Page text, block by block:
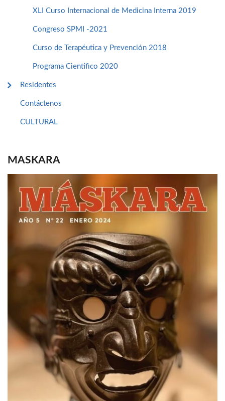
XLI Curso Internacional de Medicina Interna 2019
Congreso SPMI -2021
Curso de Terapéutica y Prevención 2018
Programa Cientifico 2020
Residentes
Contáctenos
CULTURAL
MASKARA